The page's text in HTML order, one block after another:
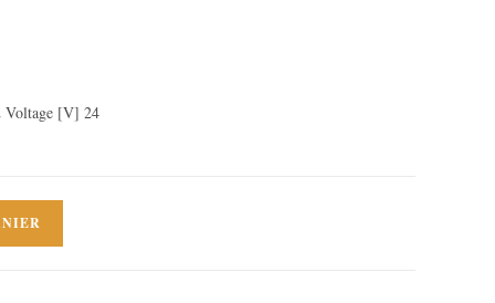
Voltage [V] 24